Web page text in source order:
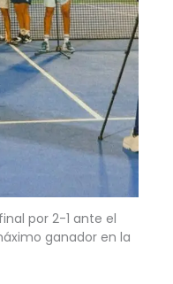
por 2-1 ante el
ganador en la